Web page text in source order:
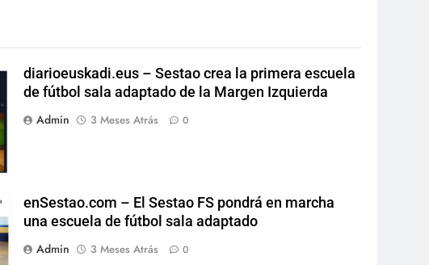
diarioeuskadi.eus – Sestao crea la primera escuela
de fútbol sala adaptado de la Margen Izquierda
Admin
3 Meses Atrás 0
enSestao.com – El Sestao FS pondrá en marcha
una escuela de fútbol sala adaptado
Admin
3 Meses Atrás 0